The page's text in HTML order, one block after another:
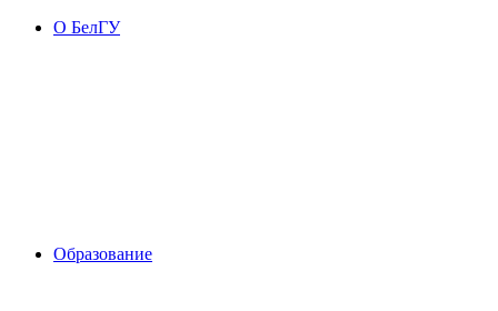
О БелГУ
Образование